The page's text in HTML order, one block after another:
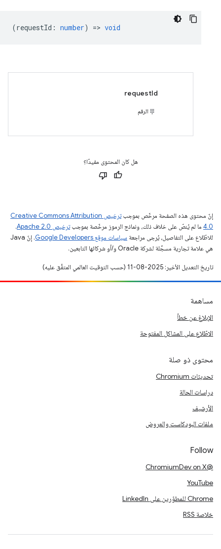
(requestId : number) => void
requestId
الرقم
هل كان المحتوى مفيدًا؟
إنّ محتوى هذه الصفحة مرخّص بموجب
ترخيص Creative Commons Attribution
4.0‏ ما لم يُنصّ على خلاف ذلك، ونماذج الرموز مرخّصة بموجبترخيص Apache 2.0‏
.
للاطّلاع على التفاصيل، يُرجى مراجعة سياسات موقع Google Developers‏
. إنّ Java
هي علامة تجارية مسجَّلة لشركة Oracle و/أو شركائها التابعين.
تاريخ التعديل الأخير: 2025-08-11 (حسب التوقيت العالمي المتفَّق عليه)
مساهمة
الإبلاغ عن خطأ
الاطّلاع على المشاكل المفتوحة
محتوى ذو صلة
تحديثات Chromium
دراسات الحالة
الأرشيف
ملفات البودكاست والعروض
Follow
@ChromiumDev on X
YouTube
Chrome للمطوّرين على LinkedIn
خلاصة RSS